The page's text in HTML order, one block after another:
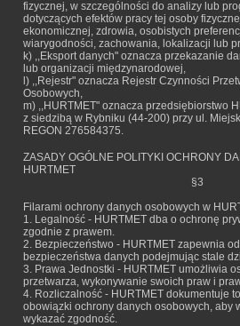
fizycznej, w szczególności do analizy lub
dotyczących efektów pracy tej osoby
ekonomicznej, zdrowia, osobistych
wiarygodności, zachowania, lokalizacji lub
k) ,,Eksport danych" oznacza przekazanie
lub organizacji międzynarodowej,
l) ,,Rejestr" oznacza Rejestr Czynności
Osobowych,
m) ,,HURTMET" oznacza przedsiębiorstwo
z siedzibą w Rybniku (44-200) przy ul.
REGON 276584375.
ZASADY OGÓLNE POLITYKI OCHRONY
HURTMET
§3
Filarami ochrony danych osobowych w
1. Legalność - HURTMET dba o ochronę
zgodnie z prawem.
2. Bezpieczeństwo - HURTMET zapewnia
bezpieczeństwa danych podejmując stale
3. Prawa Jednostki - HURTMET umożliwia
przetwarza, wykonywanie swoich praw i
4. Rozliczalność - HURTMET dokumentuje
obowiązki ochrony danych osobowych, aby
wykazać zgodność.